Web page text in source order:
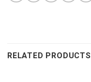
RELATED PRODUCTS